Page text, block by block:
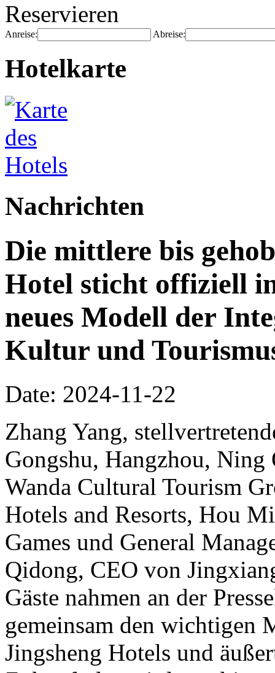
Reservieren
Anreise: Abreise:
Hotelkarte
Nachrichten
Die mittlere bis
Hotel sticht offiziell
neues Modell der
Kultur und
Date: 2024-11-22
Zhang Yang,
Gongshu, Hangzhou,
Wanda Cultural Tourism
Hotels and Resorts, Hou
Games und General
Qidong, CEO von
Gäste nahmen an der
gemeinsam den wichtigen
Jingsheng Hotels und